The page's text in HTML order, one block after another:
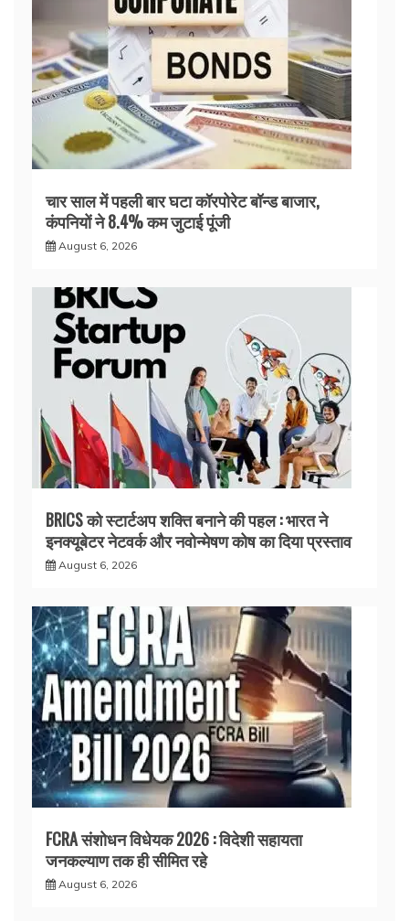
चार साल में पहली बार घटा कॉरपोरेट बॉन्ड बाजार,
कंपनियों ने 8.4% कम जुटाई पूंजी
August 6, 2026
BRICS को स्टार्टअप शक्ति बनाने की पहल : भारत ने
इनक्यूबेटर नेटवर्क और नवोन्मेषण कोष का दिया प्रस्ताव
August 6, 2026
FCRA संशोधन विधेयक 2026 : विदेशी सहायता
जनकल्याण तक ही सीमित रहे
August 6, 2026